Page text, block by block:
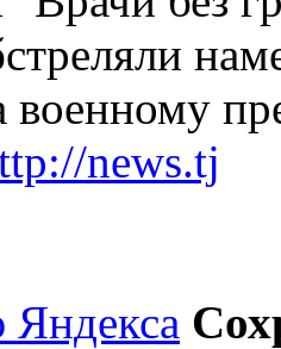
военному
news.tj
Яндекса